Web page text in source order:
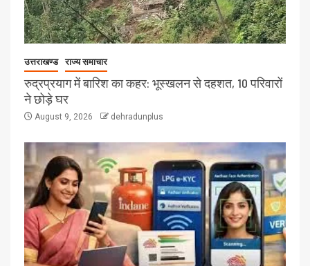
उत्तराखण्ड राज्य समाचार
रुद्रप्रयाग में बारिश का कहर: भूस्खलन से दहशत, 10 परिवारों
ने छोड़े घर
August 9, 2026 dehradunplus